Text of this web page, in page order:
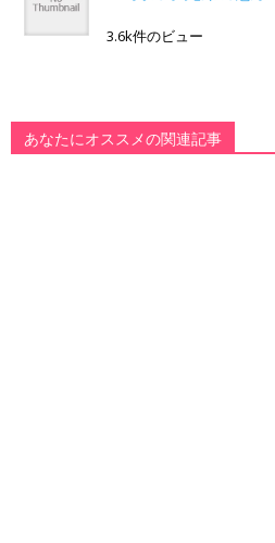
3.6k件のビュー
あなたにオススメの関連記事